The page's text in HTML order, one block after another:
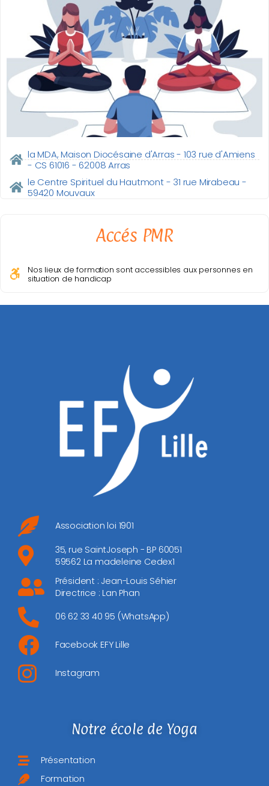
la MDA, Maison Diocésaine d'Arras - 103 rue d'Amiens
- CS 61016 - 62008 Arras
le Centre Spirituel du Hautmont - 31 rue Mirabeau -
59420 Mouvaux
Accés PMR
Nos lieux de formation sont accessibles aux personnes en
situation de handicap
Association loi 1901
35, rue SaintJoseph - BP 60051
59562 La madeleine Cedex1
Président : Jean-Louis Séhier
Directrice : Lan Phan
06 62 33 40 95 (WhatsApp)
Facebook EFY Lille
Instagram
Notre école de Yoga
Présentation
Formation